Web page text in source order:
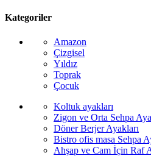
Kategoriler
Amazon
Çizgisel
Yıldız
Toprak
Çocuk
Koltuk ayakları
Zigon ve Orta Sehpa
Döner Berjer Ayakları
Bistro ofis masa Sehpa
Ahşap ve Cam İçin Raf